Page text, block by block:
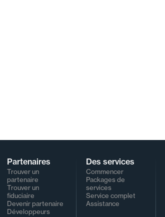
Partenaires
Trouver un
partenaire
Trouver un
fiduciaire
Devenir partenaire
Développeurs
Des services
Commencer
Packages de
services
Service complet
Assistance